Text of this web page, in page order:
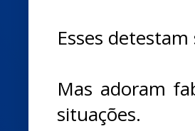
Esses
Mas adoram
situações.